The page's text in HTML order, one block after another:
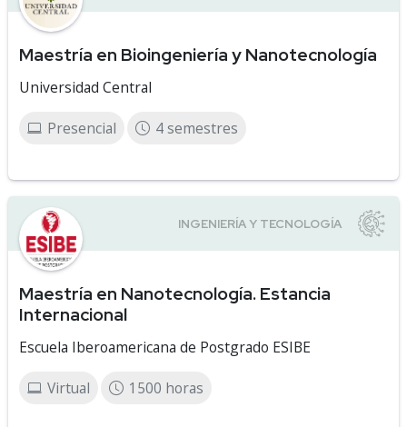
Maestría en Bioingeniería y Nanotecnología
Universidad Central
Presencial 4 semestres
Maestría en Nanotecnología. Estancia
Internacional
Escuela Iberoamericana de Postgrado ESIBE
Virtual 1500 horas